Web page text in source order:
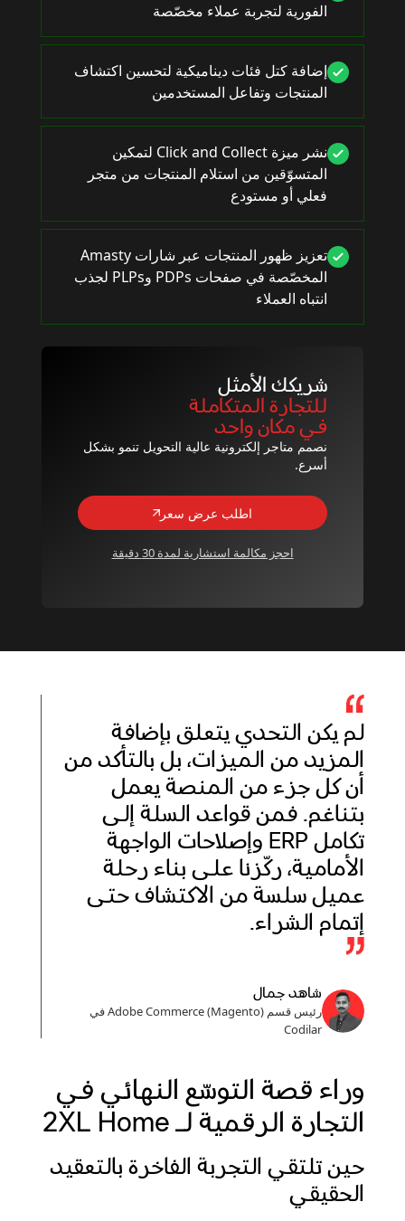
الفورية لتجربة عملاء مخصّصة
إضافة كتل فئات ديناميكية لتحسين اكتشاف
المنتجات وتفاعل المستخدمين
نشر ميزة Click and Collect لتمكين
المتسوّقين من استلام المنتجات من متجر
فعلي أو مستودع
تعزيز ظهور المنتجات عبر شارات Amasty
المخصّصة في صفحات PDPs وPLPs لجذب
انتباه العملاء
شريكك الأمثل
للتجارة المتكاملة
في مكان واحد
نصمم متاجر إلكترونية عالية التحويل تنمو بشكل
أسرع.
اطلب عرض سعر
احجز مكالمة استشارية لمدة 30 دقيقة
لم يكن التحدي يتعلق بإضافة
المزيد من الميزات، بل بالتأكد من
أن كل جزء من المنصة يعمل
بتناغم. فمن قواعد السلة إلى
تكامل ERP وإصلاحات الواجهة
الأمامية، ركّزنا على بناء رحلة
عميل سلسة من الاكتشاف حتى
إتمام الشراء.
شاهد جمال
رئيس قسم Adobe Commerce (Magento) في
Codilar
وراء قصة التوسّع النهائي في
التجارة الرقمية لـ 2XL Home
حين تلتقي التجربة الفاخرة بالتعقيد
الحقيقي